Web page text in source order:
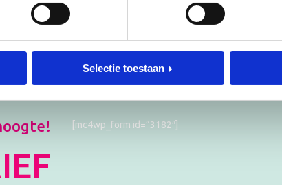
Selectie toestaan
[mc4wp_form id=”3182″]